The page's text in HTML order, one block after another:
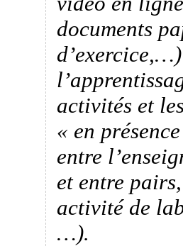
documents
activités et
« en
entre
et entre
activité de
…).